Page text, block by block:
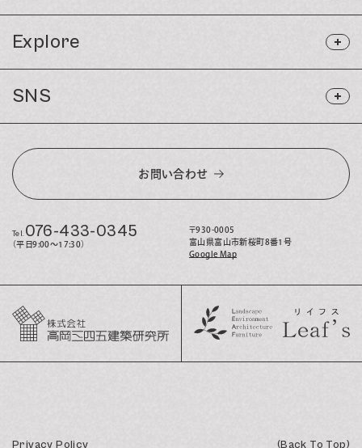
Explore
SNS
お問い合わせ
Tel. 076-433-0345
（平日9:00〜17:30）
〒930-0005
富山県富山市新桜町8番1号
Google Map
Privacy Policy (Back To Top)